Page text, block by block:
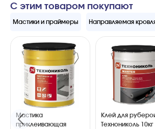
С этим товаром покупают
Мастики и праймеры Направляемая
Мастика
приклеивающая
Клей для
Технониколь 10кг